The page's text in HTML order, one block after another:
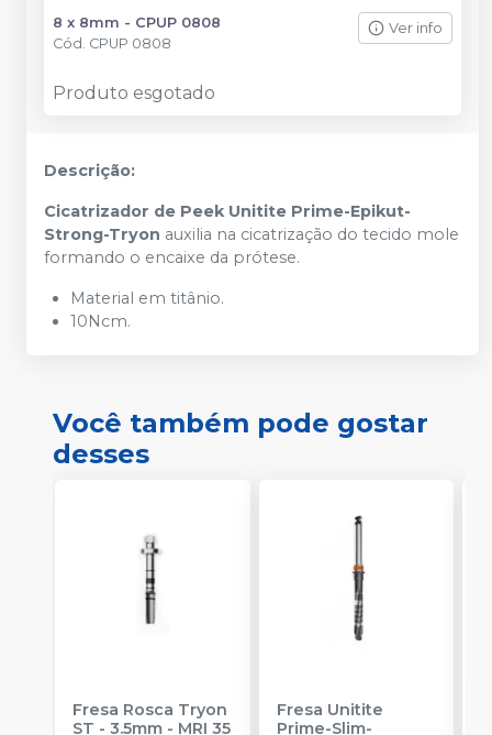
8 x 8mm - CPUP 0808
Cód. CPUP 0808
Ver info
Produto esgotado
Descrição:
Cicatrizador de Peek Unitite Prime-Epikut-
Strong-Tryon auxilia na cicatrização do tecido mole
formando o encaixe da prótese.
Material em titânio.
10Ncm.
Você também pode gostar
desses
Fresa Rosca Tryon
ST - 3.5mm - MRI 35
Fresa Unitite
Prime-Slim-